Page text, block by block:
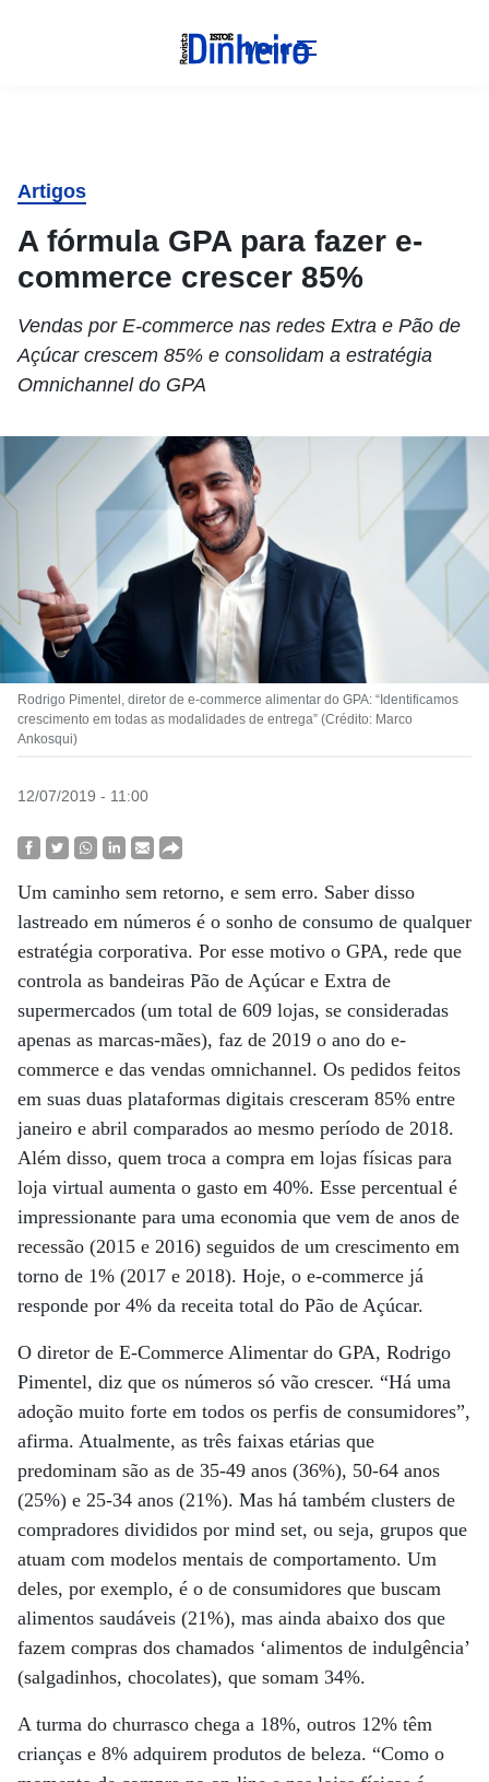
Menu
Artigos
A fórmula GPA para fazer e-
commerce crescer 85%
Vendas por E-commerce nas redes Extra e Pão de
Açúcar crescem 85% e consolidam a estratégia
Omnichannel do GPA
Rodrigo Pimentel, diretor de e-commerce alimentar do GPA: “Identificamos
crescimento em todas as modalidades de entrega” (Crédito: Marco
Ankosqui)
12/07/2019 - 11:00
Um caminho sem retorno, e sem erro. Saber disso
lastreado em números é o sonho de consumo de qualquer
estratégia corporativa. Por esse motivo o GPA, rede que
controla as bandeiras Pão de Açúcar e Extra de
supermercados (um total de 609 lojas, se consideradas
apenas as marcas-mães), faz de 2019 o ano do e-
commerce e das vendas omnichannel. Os pedidos feitos
em suas duas plataformas digitais cresceram 85% entre
janeiro e abril comparados ao mesmo período de 2018.
Além disso, quem troca a compra em lojas físicas para
loja virtual aumenta o gasto em 40%. Esse percentual é
impressionante para uma economia que vem de anos de
recessão (2015 e 2016) seguidos de um crescimento em
torno de 1% (2017 e 2018). Hoje, o e-commerce já
responde por 4% da receita total do Pão de Açúcar.
O diretor de E-Commerce Alimentar do GPA, Rodrigo
Pimentel, diz que os números só vão crescer. “Há uma
adoção muito forte em todos os perfis de consumidores”,
afirma. Atualmente, as três faixas etárias que
predominam são as de 35-49 anos (36%), 50-64 anos
(25%) e 25-34 anos (21%). Mas há também clusters de
compradores divididos por mind set, ou seja, grupos que
atuam com modelos mentais de comportamento. Um
deles, por exemplo, é o de consumidores que buscam
alimentos saudáveis (21%), mas ainda abaixo dos que
fazem compras dos chamados ‘alimentos de indulgência’
(salgadinhos, chocolates), que somam 34%.
A turma do churrasco chega a 18%, outros 12% têm
crianças e 8% adquirem produtos de beleza. “Como o